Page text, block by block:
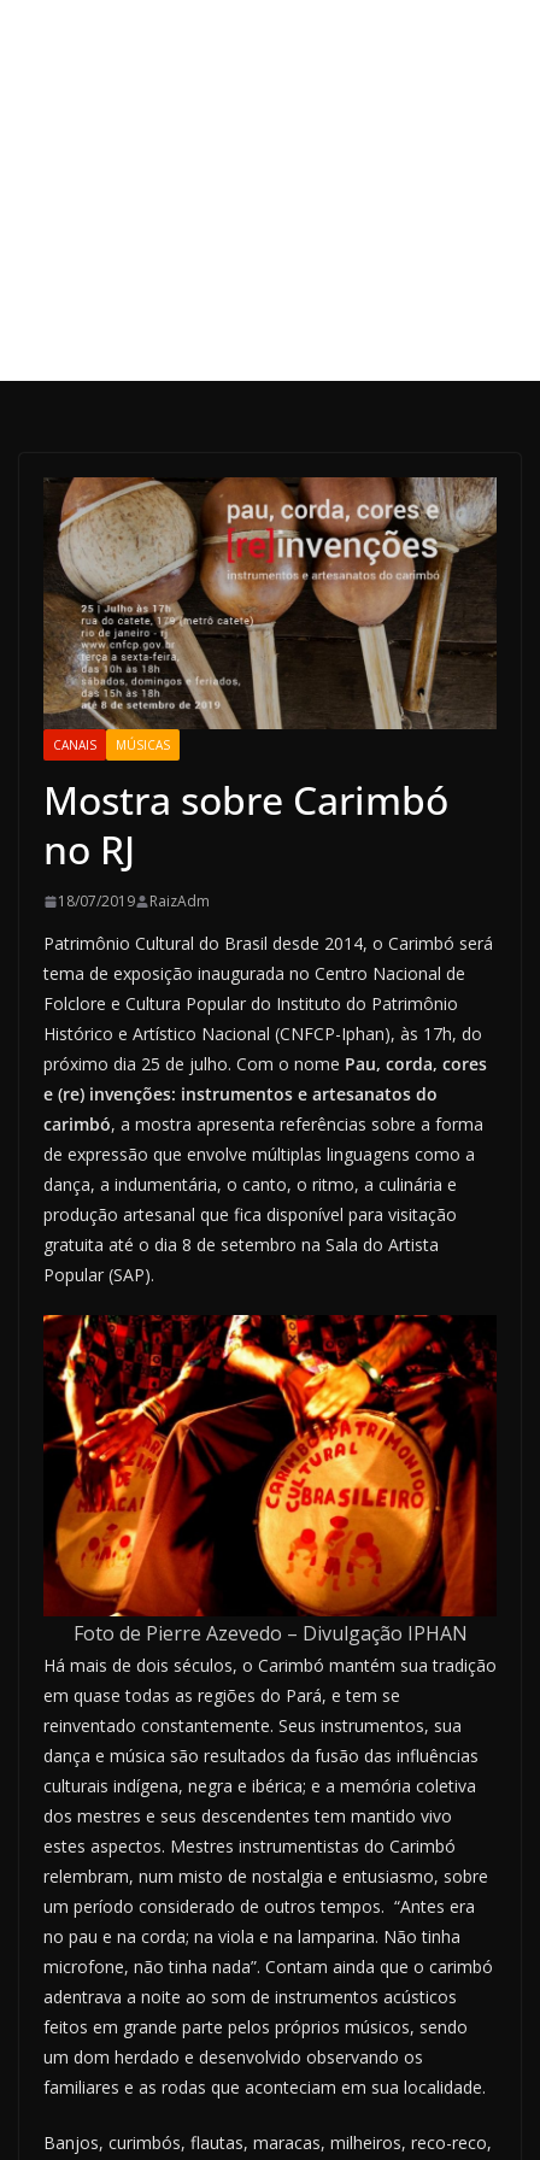
CANAIS MÚSICAS
Mostra sobre Carimbó
no RJ
18/07/2019 RaizAdm
Patrimônio Cultural do Brasil desde 2014, o Carimbó será
tema de exposição inaugurada no Centro Nacional de
Folclore e Cultura Popular do Instituto do Patrimônio
Histórico e Artístico Nacional (CNFCP-Iphan), às 17h, do
próximo dia 25 de julho. Com o nome Pau, corda, cores
e (re) invenções: instrumentos e artesanatos do
carimbó, a mostra apresenta referências sobre a forma
de expressão que envolve múltiplas linguagens como a
dança, a indumentária, o canto, o ritmo, a culinária e
produção artesanal que fica disponível para visitação
gratuita até o dia 8 de setembro na Sala do Artista
Popular (SAP).
Foto de Pierre Azevedo – Divulgação IPHAN
Há mais de dois séculos, o Carimbó mantém sua tradição
em quase todas as regiões do Pará, e tem se
reinventado constantemente. Seus instrumentos, sua
dança e música são resultados da fusão das influências
culturais indígena, negra e ibérica; e a memória coletiva
dos mestres e seus descendentes tem mantido vivo
estes aspectos. Mestres instrumentistas do Carimbó
relembram, num misto de nostalgia e entusiasmo, sobre
um período considerado de outros tempos. “Antes era
no pau e na corda; na viola e na lamparina. Não tinha
microfone, não tinha nada”. Contam ainda que o carimbó
adentrava a noite ao som de instrumentos acústicos
feitos em grande parte pelos próprios músicos, sendo
um dom herdado e desenvolvido observando os
familiares e as rodas que aconteciam em sua localidade.
Banjos, curimbós, flautas, maracas, milheiros, reco-reco,